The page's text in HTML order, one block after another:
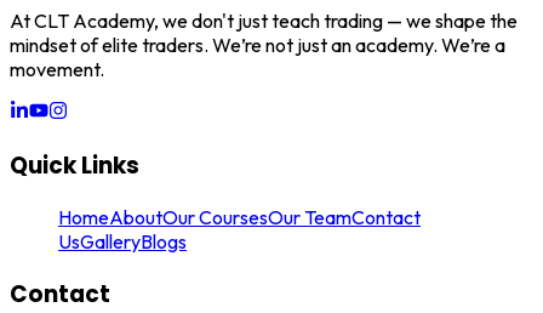
At CLT Academy, we don't just teach trading — we shape the
mindset of elite traders. We’re not just an academy. We’re a
movement.
Quick Links
HomeAboutOur CoursesOur TeamContact
UsGalleryBlogs
Contact